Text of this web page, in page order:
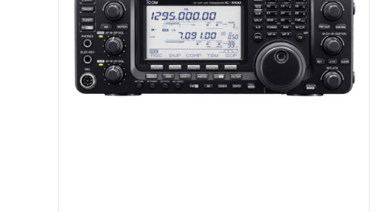
DETAILS